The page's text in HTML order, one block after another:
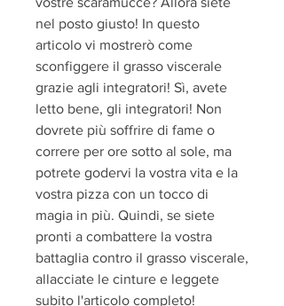
nel posto giusto! In questo
articolo vi mostrerò come
sconfiggere il grasso viscerale
grazie agli integratori! Sì, avete
letto bene, gli integratori! Non
dovrete più soffrire di fame o
correre per ore sotto al sole, ma
potrete godervi la vostra vita e la
vostra pizza con un tocco di
magia in più. Quindi, se siete
pronti a combattere la vostra
battaglia contro il grasso viscerale,
allacciate le cinture e leggete
subito l'articolo completo!